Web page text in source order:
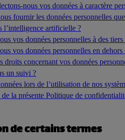
nous vos données à caractère
fournir les données personnelles
l’intelligence artificielle ?
vos données personnelles à des tiers
vos données personnelles en
droits concernant vos données
un suivi ?
lors de l’utilisation de nos
la présente Politique de
de certains termes